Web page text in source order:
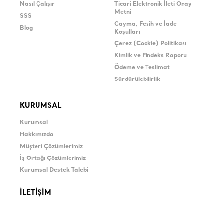
Nasıl Çalışır
SSS
Blog
Ticari Elektronik İleti Onay
Metni
Cayma, Fesih ve İade
Koşulları
Çerez (Cookie) Politikası
Kimlik ve Findeks Raporu
Ödeme ve Teslimat
Sürdürülebilirlik
KURUMSAL
Kurumsal
Hakkımızda
Müşteri Çözümlerimiz
İş Ortağı Çözümlerimiz
Kurumsal Destek Talebi
İLETİŞİM